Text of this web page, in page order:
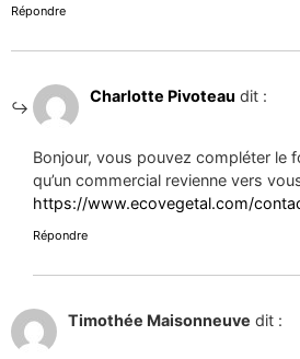
Répondre
Charlotte Pivoteau dit :
Bonjour, vous pouvez compléter le
qu’un commercial revienne vers
https://www.ecovegetal.com/
Répondre
Timothée Maisonneuve dit :